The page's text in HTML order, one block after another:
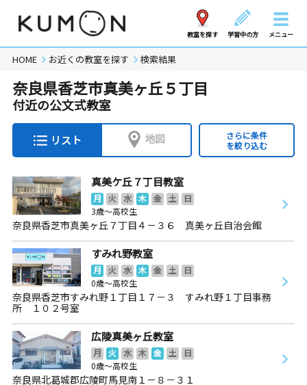
教室を探す 学習中の方 メニュー
HOME お近くの教室を探す 検索結果
奈良県香芝市真美ヶ丘５丁目
付近の公文式教室
リスト 地図
さらに条件
を絞り込む
真美ケ丘７丁目教室
月 火 水 木 金 土
日
3歳～高校生
奈良県香芝市真美ヶ丘７丁目４－３６ 真美ヶ丘自治会館
すみれ野教室
月 火 水 木 金 土
日
0歳～高校生
奈良県香芝市すみれ野１丁目１７－３ すみれ野１丁目事務
所 １０２号室
広陵真美ヶ丘教室
月 火 水 木 金 土
日
0歳～高校生
奈良県北葛城郡広陵町馬見南１－８－３１